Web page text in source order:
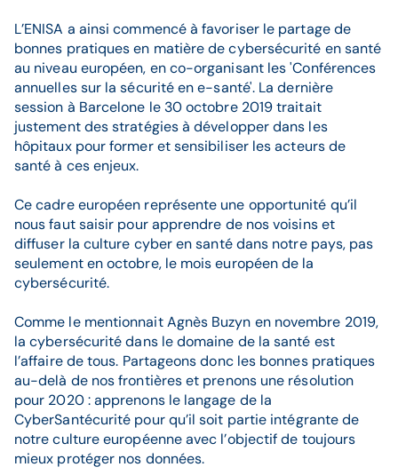
L’ENISA a ainsi commencé à favoriser le partage de
bonnes pratiques en matière de cybersécurité en santé
au niveau européen, en co-organisant les 'Conférences
annuelles sur la sécurité en e-santé'. La dernière
session à Barcelone le 30 octobre 2019 traitait
justement des stratégies à développer dans les
hôpitaux pour former et sensibiliser les acteurs de
santé à ces enjeux.
Ce cadre européen représente une opportunité qu’il
nous faut saisir pour apprendre de nos voisins et
diffuser la culture cyber en santé dans notre pays, pas
seulement en octobre, le mois européen de la
cybersécurité.
Comme le mentionnait Agnès Buzyn en novembre 2019,
la cybersécurité dans le domaine de la santé est
l’affaire de tous. Partageons donc les bonnes pratiques
au-delà de nos frontières et prenons une résolution
pour 2020 : apprenons le langage de la
CyberSantécurité pour qu’il soit partie intégrante de
notre culture européenne avec l’objectif de toujours
mieux protéger nos données.